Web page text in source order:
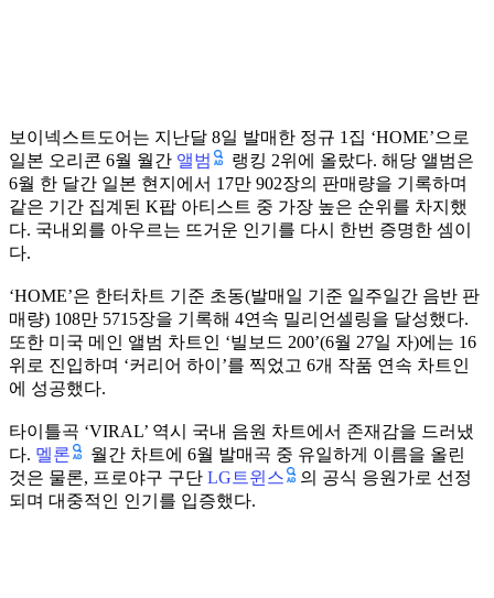
보이넥스트도어는 지난달 8일 발매한 정규 1집 ‘HOME’으로
일본 오리콘 6월 월간 앨범
랭킹 2위에 올랐다. 해당 앨범은
6월 한 달간 일본 현지에서 17만 902장의 판매량을 기록하며
같은 기간 집계된 K팝 아티스트 중 가장 높은 순위를 차지했
다. 국내외를 아우르는 뜨거운 인기를 다시 한번 증명한 셈이
다.
‘HOME’은 한터차트 기준 초동(발매일 기준 일주일간 음반 판
매량) 108만 5715장을 기록해 4연속 밀리언셀링을 달성했다.
또한 미국 메인 앨범 차트인 ‘빌보드 200’(6월 27일 자)에는 16
위로 진입하며 ‘커리어 하이’를 찍었고 6개 작품 연속 차트인
에 성공했다.
타이틀곡 ‘VIRAL’ 역시 국내 음원 차트에서 존재감을 드러냈
다. 멜론
월간 차트에 6월 발매곡 중 유일하게 이름을 올린
것은 물론, 프로야구 구단 LG트윈스
의 공식 응원가로 선정
되며 대중적인 인기를 입증했다.